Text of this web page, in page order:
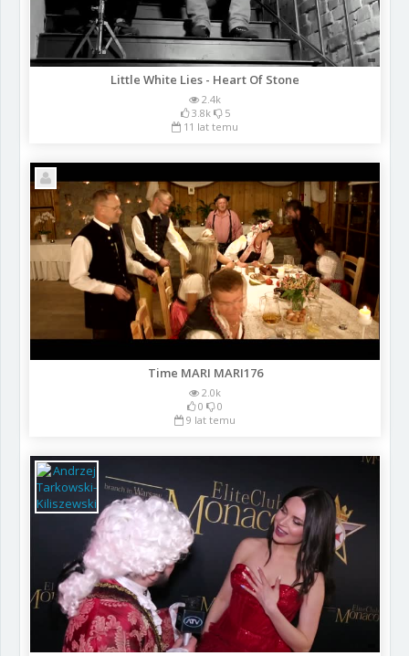
Little White Lies - Heart Of Stone
2.4k
3.8k
5
11 lat temu
Time MARI MARI176
2.0k
0
0
9 lat temu